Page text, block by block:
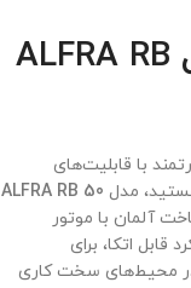
دریل مگنت قلاویززن مدل ALFRA RB
با قابلیت‌های
مدل ALFRA RB 50
آلمان با موتور
اتکا، برای
در محیط‌های سخت کاری